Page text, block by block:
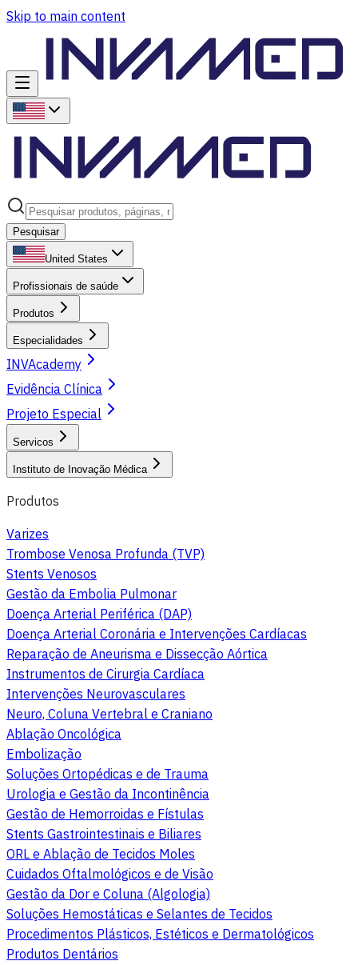
Skip to main content
Pesquisar
United States
Profissionais de saúde
Produtos
Especialidades
INVAcademy
Evidência Clínica
Projeto Especial
Servicos
Instituto de Inovação Médica
Produtos
Varizes
Trombose Venosa Profunda (TVP)
Stents Venosos
Gestão da Embolia Pulmonar
Doença Arterial Periférica (DAP)
Doença Arterial Coronária e Intervenções Cardíacas
Reparação de Aneurisma e Dissecção Aórtica
Instrumentos de Cirurgia Cardíaca
Intervenções Neurovasculares
Neuro, Coluna Vertebral e Craniano
Ablação Oncológica
Embolização
Soluções Ortopédicas e de Trauma
Urologia e Gestão da Incontinência
Gestão de Hemorroidas e Fístulas
Stents Gastrointestinais e Biliares
ORL e Ablação de Tecidos Moles
Cuidados Oftalmológicos e de Visão
Gestão da Dor e Coluna (Algologia)
Soluções Hemostáticas e Selantes de Tecidos
Procedimentos Plásticos, Estéticos e Dermatológicos
Produtos Dentários